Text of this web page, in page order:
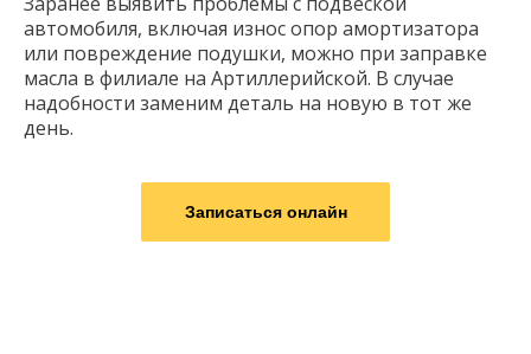
автомобиля, включая износ опор амортизатора
или повреждение подушки, можно при заправке
масла в филиале на Артиллерийской. В случае
надобности заменим деталь на новую в тот же
день.
Записаться онлайн